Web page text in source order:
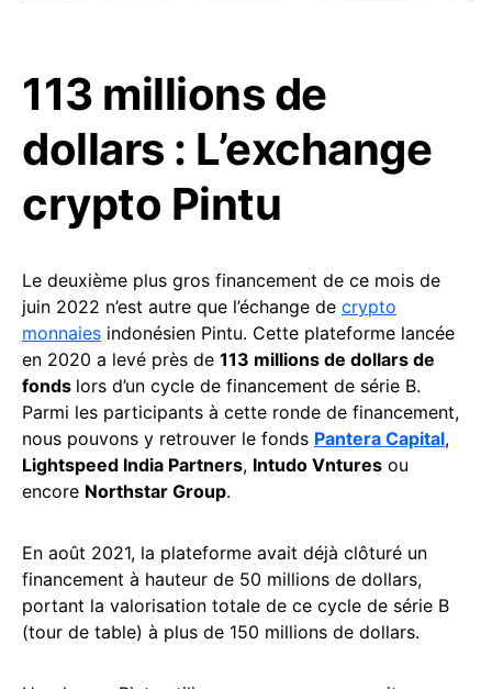
113 millions de
dollars : L’exchange
crypto Pintu
Le deuxième plus gros financement de ce mois de
juin 2022 n’est autre que l’échange de crypto
monnaies indonésien Pintu. Cette plateforme lancée
en 2020 a levé près de 113 millions de dollars de
fonds lors d’un cycle de financement de série B.
Parmi les participants à cette ronde de financement,
nous pouvons y retrouver le fonds Pantera Capital,
Lightspeed India Partners, Intudo Vntures ou
encore Northstar Group.
En août 2021, la plateforme avait déjà clôturé un
financement à hauteur de 50 millions de dollars,
portant la valorisation totale de ce cycle de série B
(tour de table) à plus de 150 millions de dollars.